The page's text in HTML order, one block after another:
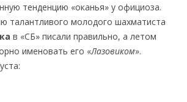
тенденцию «оканья» у официоза.
талантливого молодого шахматиста
в «СБ» писали правильно, а летом
именовать его «Лазовиком».